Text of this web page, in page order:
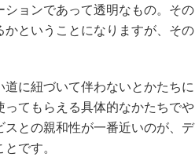
ョンであって透明なもの。その
かということになりますが、その
に紐づいて伴わないとかたちに
てもらえる具体的なかたちでや
との親和性が一番近いのが、デ
です。